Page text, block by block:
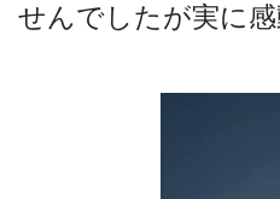
せんでしたが実に感